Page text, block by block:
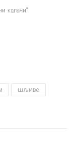
колачи"
шљиве